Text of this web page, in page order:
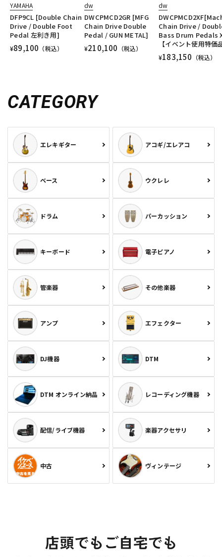
YAMAHA
DFP9CL [Double Chain
Drive / Double Foot
Pedal 左利き用]
¥89,100 （税込）
dw
DWCPMCD2GR [MFG
Chain Drive Double
Pedal / GUN METAL]
¥210,100 （税込）
dw
Chain Drive /
Bass Drum Pedals
【イベント使用特価
¥183,150 （税込）
CATEGORY
エレキギター アコギ/エレアコ
ベース ウクレレ
ドラム パーカッション
キーボード 電子ピアノ
管楽器 その他楽器
アンプ エフェクター
DJ機器 DTM
DTM オンライン納品 レコーディング機器
配信/ライブ機器 楽器アクセサリ
中古 ヴィンテージ